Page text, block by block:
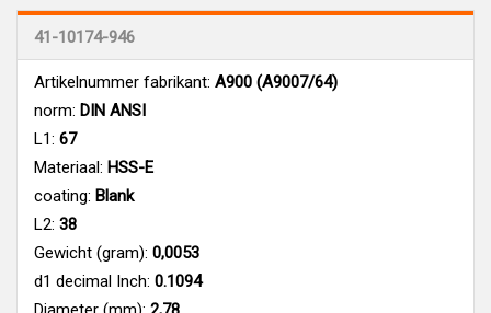
41-10174-946
Artikelnummer fabrikant: A900 (A9007/64)
norm: DIN ANSI
L1: 67
Materiaal: HSS-E
coating: Blank
L2: 38
Gewicht (gram): 0,0053
d1 decimal Inch: 0.1094